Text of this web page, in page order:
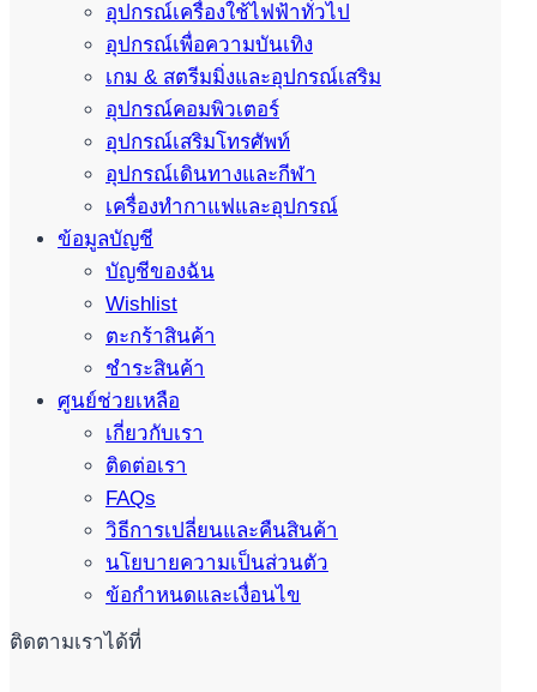
อุปกรณ์เครื่องใช้ไฟฟ้าทั่วไป
อุปกรณ์เพื่อความบันเทิง
เกม & สตรีมมิ่งและอุปกรณ์เสริม
อุปกรณ์คอมพิวเตอร์
อุปกรณ์เสริมโทรศัพท์
อุปกรณ์เดินทางและกีฬา
เครื่องทำกาแฟและอุปกรณ์
ข้อมูลบัญชี
บัญชีของฉัน
Wishlist
ตะกร้าสินค้า
ชำระสินค้า
ศูนย์ช่วยเหลือ
เกี่ยวกับเรา
ติดต่อเรา
FAQs
วิธีการเปลี่ยนและคืนสินค้า
นโยบายความเป็นส่วนตัว
ข้อกำหนดและเงื่อนไข
ติดตามเราได้ที่